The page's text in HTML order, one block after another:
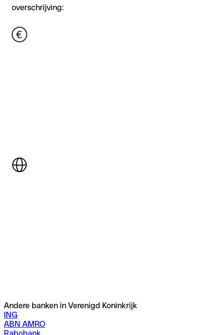
overschrijving:
Andere banken in Verenigd Koninkrijk
ING
ABN AMRO